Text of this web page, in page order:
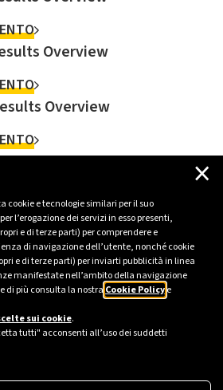
cookie e tecnologie similari per il suo
l’erogazione dei servizi in esso presenti,
e di terze parti) per comprendere e
di navigazione dell’utente, nonché cookie
e di terze parti) per inviarti pubblicità in linea
manifestate nell’ambito della navigazione
di più consulta la nostra Cookie Policye
sui cookie.
tutti" acconsenti all’uso dei suddetti
×
Overview
Overview
Overview
los documentos